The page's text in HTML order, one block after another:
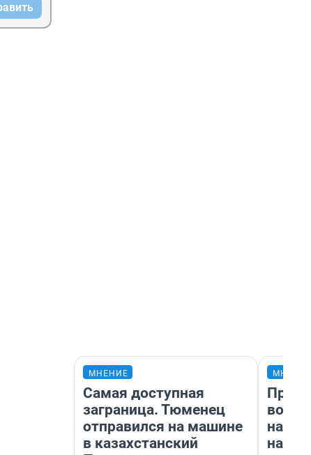
МНЕНИЕ
Самая доступная
заграница. Тюменец
отправился на машине
в казахстанский
нам